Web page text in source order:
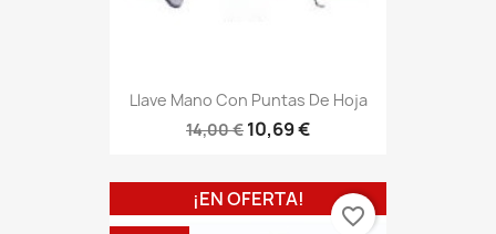
Llave Mano Con Puntas De Hoja
14,00 € 10,69 €
¡EN OFERTA!
favorite_border